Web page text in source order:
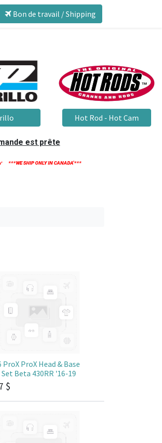
Bon de travail / Shipping
Hot Rod - Hot Cam
est prête
***WE SHIP ONLY IN CANADA'***
ProX ProX Head & Base
Beta 430RR '16-19
$